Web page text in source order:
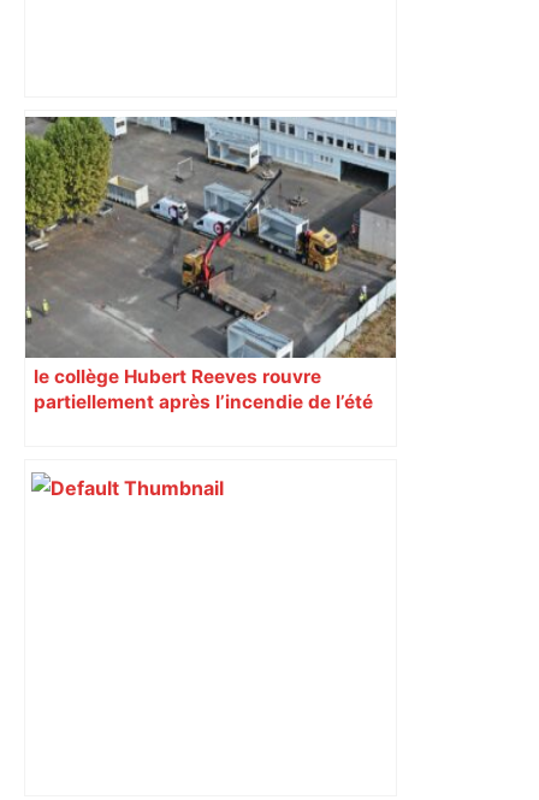
Alliance PS/LFI à Toulouse : Marc
Sztulman claque la porte – RMC
le collège Hubert Reeves rouvre
partiellement après l’incendie de l’été